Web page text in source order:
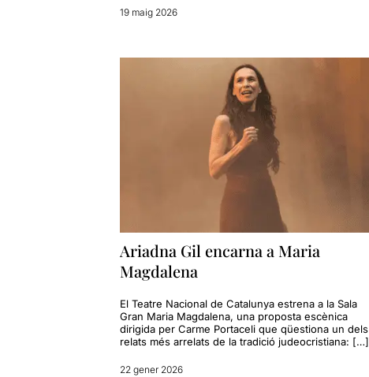
19 maig 2026
Ariadna Gil encarna a Maria
Magdalena
El Teatre Nacional de Catalunya estrena a la Sala
Gran Maria Magdalena, una proposta escènica
dirigida per Carme Portaceli que qüestiona un dels
relats més arrelats de la tradició judeocristiana: […]
22 gener 2026